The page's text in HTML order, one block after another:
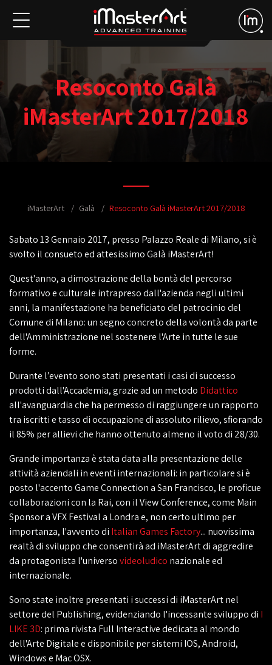
Resoconto Galà
iMasterArt 2017/2018
iMasterArt Galà Resoconto Galà iMasterArt 2017/2018
Sabato 13 Gennaio 2017, presso Palazzo Reale di Milano, si è
svolto il consueto ed attesissimo Galà iMasterArt!
Quest'anno, a dimostrazione della bontà del percorso
formativo e culturale intrapreso dall'azienda negli ultimi
anni, la manifestazione ha beneficiato del patrocinio del
Comune di Milano: un segno concreto della volontà da parte
dell'Amministrazione nel sostenere l'Arte in tutte le sue
forme.
Durante l’evento sono stati presentati i casi di successo
prodotti dall'Accademia, grazie ad un metodo Didattico
all'avanguardia che ha permesso di raggiungere un rapporto
tra iscritti e tasso di occupazione di assoluto rilievo, sfiorando
il 85% per allievi che hanno ottenuto almeno il voto di 28/30.
Grande importanza è stata data alla presentazione delle
attività aziendali in eventi internazionali: in particolare si è
posto l'accento Game Connection a San Francisco, le proficue
collaborazioni con la Rai, con il View Conference, come Main
Sponsor a VFX Festival a Londra e, non certo ultimo per
importanza, l'avvento di Italian Games Factory... nuovissima
realtà di sviluppo che consentirà ad iMasterArt di aggredire
da protagonista l'universovideoludico nazionale ed
internazionale.
Sono state inoltre presentati i successi di iMasterArt nel
settore del Publishing, evidenziando l'incessante sviluppo di I
LIKE 3D: prima rivista Full Interactive dedicata al mondo
dell'Arte Digitale e disponibile per sistemi IOS, Android,
Windows e Mac OSX.